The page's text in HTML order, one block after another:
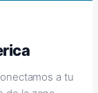
a tu